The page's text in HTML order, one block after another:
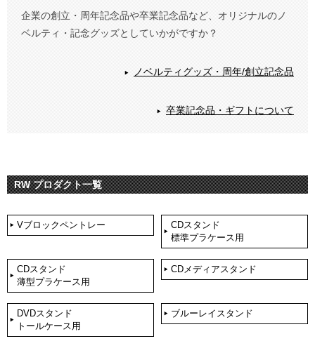
企業の創立・周年記念品や卒業記念品など、オリジナルのノ
ベルティ・記念グッズとしていかがですか？
ノベルティグッズ・周年/創立記念品
卒業記念品・ギフトについて
RW プロダクト一覧
Vブロックペントレー
CDスタンド
標準プラケース用
CDスタンド
薄型プラケース用
CDメディアスタンド
DVDスタンド
トールケース用
ブルーレイスタンド